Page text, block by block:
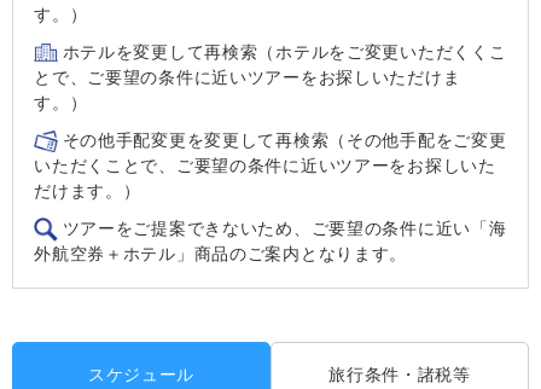
す。）
ホテルを変更して再検索（ホテルをご変更いただくくこ
とで、ご要望の条件に近いツアーをお探しいただけま
す。）
その他手配変更を変更して再検索（その他手配をご変更
いただくことで、ご要望の条件に近いツアーをお探しいた
だけます。）
ツアーをご提案できないため、ご要望の条件に近い「海
外航空券＋ホテル」商品のご案内となります。
スケジュール 旅行条件・諸税等